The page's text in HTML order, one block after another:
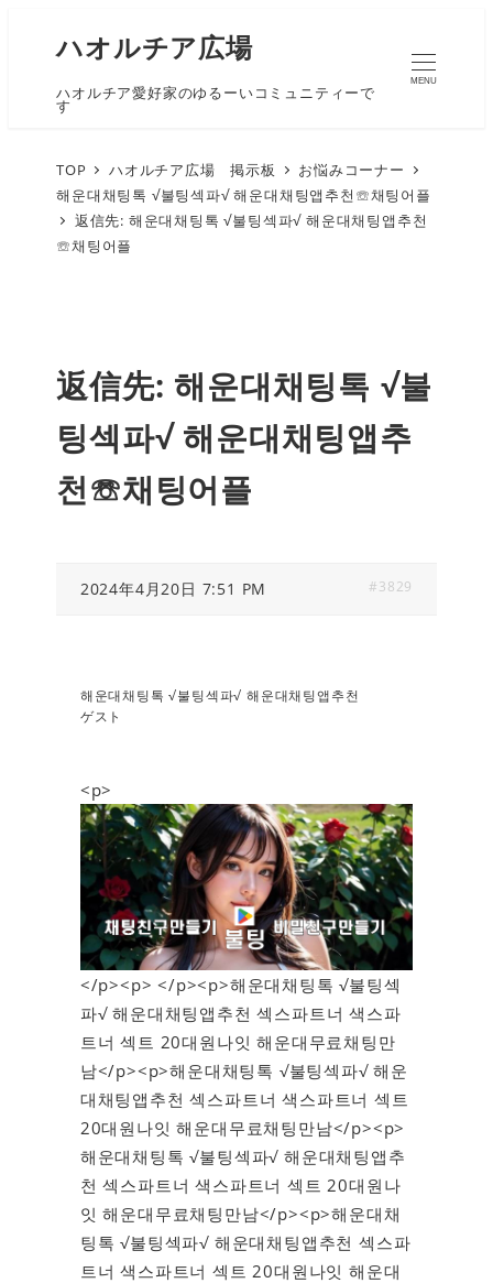
ハオルチア広場
ハオルチア愛好家のゆるーいコミュニティーで
す
MENU
TOP ハオルチア広場 掲示板
お悩みコーナー
해운대채팅톡 √불팅섹파√ 해운대채팅앱추천☏채팅어플
返信先: 해운대채팅톡 √불팅섹파√ 해운대채팅앱추천
☏채팅어플
返信先: 해운대채팅톡 √불
팅섹파√ 해운대채팅앱추
천☏채팅어플
2024年4月20日 7:51 PM #3829
해운대채팅톡 √불팅섹파√ 해운대채팅앱추천
ゲスト
<p>
</p><p> </p><p>해운대채팅톡 √불팅섹
파√ 해운대채팅앱추천 섹스파트너 색스파
트너 섹트 20대원나잇 해운대무료채팅만
남</p><p>해운대채팅톡 √불팅섹파√ 해운
대채팅앱추천 섹스파트너 색스파트너 섹트
20대원나잇 해운대무료채팅만남</p><p>
해운대채팅톡 √불팅섹파√ 해운대채팅앱추
천 섹스파트너 색스파트너 섹트 20대원나
잇 해운대무료채팅만남</p><p>해운대채
팅톡 √불팅섹파√ 해운대채팅앱추천 섹스파
트너 색스파트너 섹트 20대원나잇 해운대